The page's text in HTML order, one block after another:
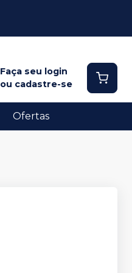
Faça seu login
ou cadastre-se
Ofertas